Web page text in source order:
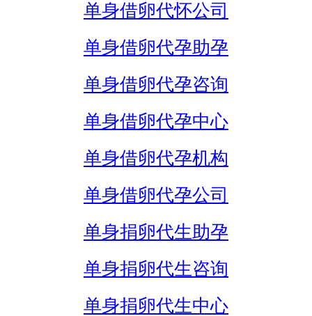
单身借卵代怀公司
单身借卵代孕助孕
单身借卵代孕咨询
单身借卵代孕中心
单身借卵代孕机构
单身借卵代孕公司
单身捐卵代生助孕
单身捐卵代生咨询
单身捐卵代生中心